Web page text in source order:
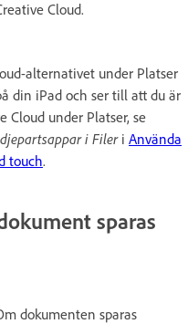
Cloud.
alternativet under Platser
din iPad och ser till att du är
Cloud under Platser, se
i Fileri Använda
touch.
sparas
dokumenten sparas